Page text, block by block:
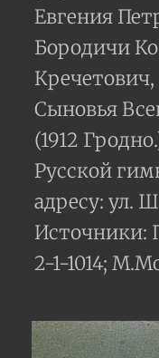
Евгения
Бородичи
Кречетович,
Сыновья
(1912
Русской
адресу: ул.
Источники:
2-1-1014;